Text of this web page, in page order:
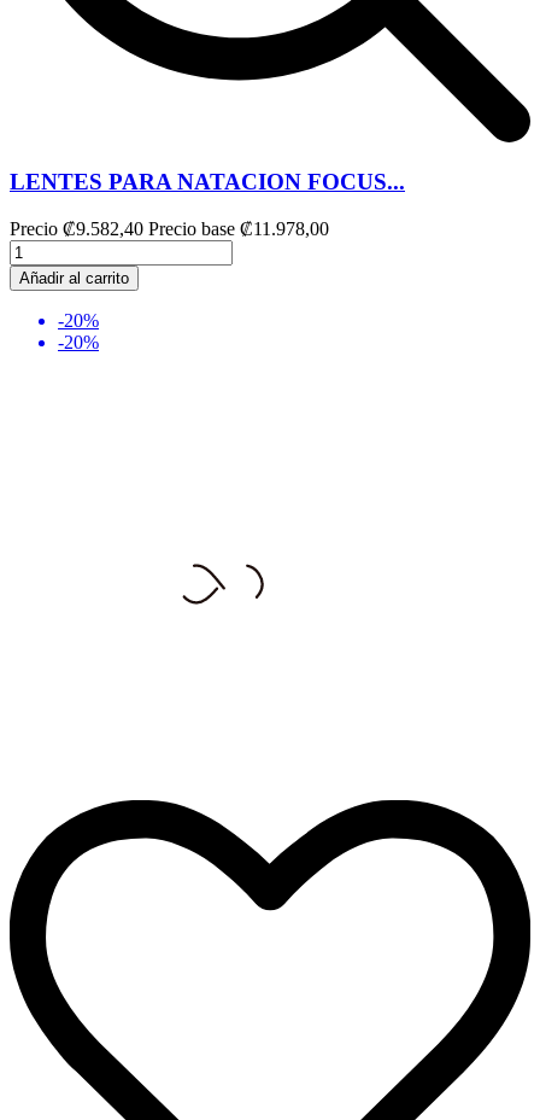
LENTES PARA NATACION FOCUS...
Precio ₡9.582,40 Precio base ₡11.978,00
Añadir al carrito
-20%
-20%